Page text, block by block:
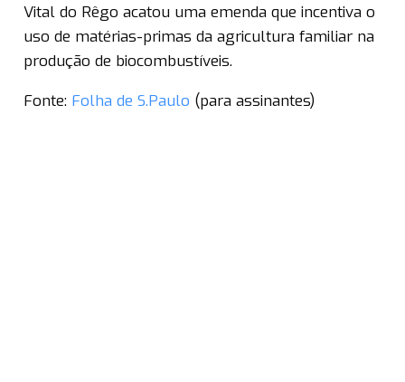
Vital do Rêgo acatou uma emenda que incentiva o
uso de matérias-primas da agricultura familiar na
produção de biocombustíveis.
Fonte: Folha de S.Paulo (para assinantes)